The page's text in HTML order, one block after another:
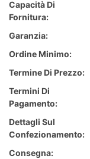
Capacità Di
Fornitura:
Garanzia:
Ordine Minimo:
Termine Di Prezzo:
Termini Di
Pagamento:
Dettagli Sul
Confezionamento:
Consegna: